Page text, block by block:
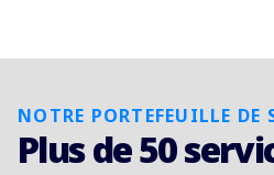
NOTRE PORTEFEUILLE DE
Plus de 50